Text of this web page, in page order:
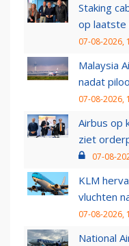
Staking
op laatste
07-08-2026,
Malaysia
nadat
07-08-2026,
Airbus op
ziet
07-08-
KLM
vluchten
07-08-2026,
National